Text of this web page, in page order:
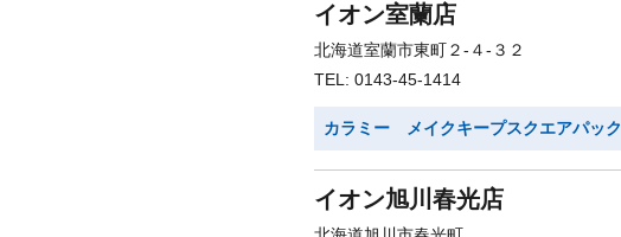
イオン室蘭店
北海道室蘭市東町２-４-３２
TEL: 0143-45-1414
カラミー メイクキープスクエアパック
イオン旭川春光店